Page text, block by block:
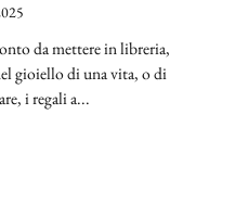
da mettere in libreria,
gioiello di una vita, o di
i regali a...